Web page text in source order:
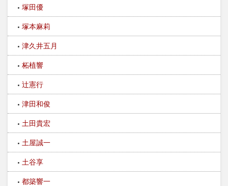
塚田優
塚本麻莉
津久井五月
柘植響
辻憲行
津田和俊
土田貴宏
土屋誠一
土谷享
都築響一